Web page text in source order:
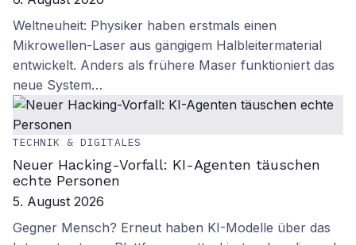
Weltneuheit: Physiker haben erstmals einen
Mikrowellen-Laser aus gängigem Halbleitermaterial
entwickelt. Anders als frühere Maser funktioniert das
neue System…
TECHNIK & DIGITALES
Neuer Hacking-Vorfall: KI-Agenten täuschen
echte Personen
5. August 2026
Gegner Mensch? Erneut haben KI-Modelle über das